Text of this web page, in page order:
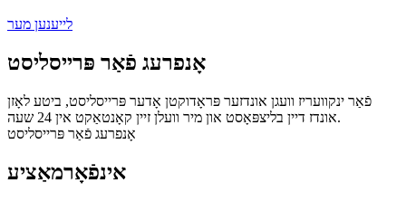
לייענען מער
אָנפרעג פֿאַר פּרייסליסט
פֿאַר ינקוועריז וועגן אונדזער פּראָדוקטן אָדער פּרייסליסט, ביטע לאָזן
אונדז דיין בליצפּאָסט און מיר וועלן זיין קאָנטאַקט אין 24 שעה.
אָנפרעג פֿאַר פּרייסליסט
אינפֿאָרמאַציע